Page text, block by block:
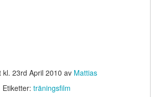
kl. 23rd April 2010 av Mattias
Etiketter: träningsfilm